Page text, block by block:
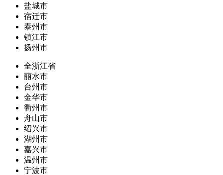
盐城市
宿迁市
泰州市
镇江市
扬州市
全浙江省
丽水市
台州市
金华市
衢州市
舟山市
绍兴市
湖州市
嘉兴市
温州市
宁波市